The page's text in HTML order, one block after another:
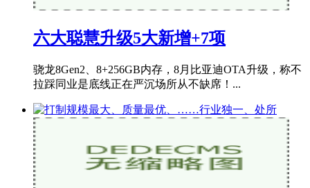
六大聪慧升级5大新增+7项
骁龙8Gen2、8+256GB内存，8月比亚迪OTA升级，称不
拉踩同业是底线正在严沉场所从不缺席！...